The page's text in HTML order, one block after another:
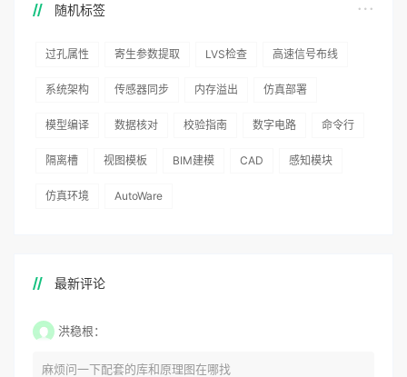
随机标签
过孔属性 寄生参数提取 LVS检查 高速信号布线
系统架构 传感器同步 内存溢出 仿真部署
模型编译 数据核对 校验指南 数字电路 命令行
隔离槽 视图模板 BIM建模 CAD 感知模块
仿真环境 AutoWare
最新评论
洪稳根：
麻烦问一下配套的库和原理图在哪找